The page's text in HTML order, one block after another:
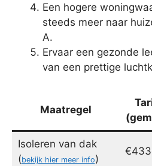
Een hogere
steeds meer naar
A.
Ervaar een gezonde
van een prettige
Maatregel
Isoleren van dak
(bekijk hier meer info)